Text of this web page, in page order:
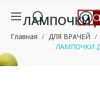
ЛАМПОЧКИ
Главная ДЛЯ ВРАЧЕЙ
ЛАМПОЧКИ